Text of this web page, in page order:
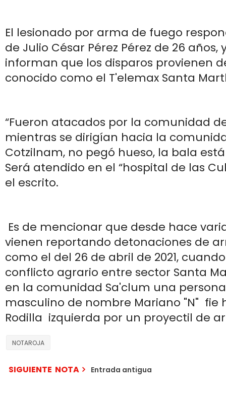
El lesionado por arma de fuego
de Julio César Pérez Pérez de 26
informan que los disparos provienen
conocido como el T'elemax Santa
“Fueron atacados por la comunidad
mientras se dirigían hacia la
Cotzilnam, no pegó hueso, la bala
Será atendido en el “hospital de las
el escrito.
Es de mencionar que desde hace
vienen reportando detonaciones de
como el del 26 de abril de 2021,
conflicto agrario entre sector Santa
en la comunidad Sa'clum una
masculino de nombre Mariano "N" fie
Rodilla izquierda por un proyectil de
NOTAROJA
SIGUIENTE NOTA Entrada antigua